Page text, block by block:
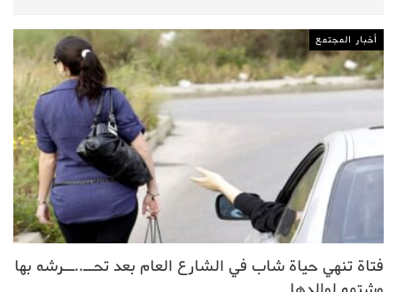
أخبار المجتمع
فتاة تنهي حياة شاب في الشارع العام بعد تحــ..ــرشه بها